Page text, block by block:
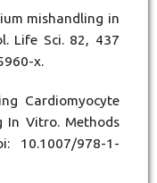
mishandling in
Life Sci. 82, 437
x.
Cardiomyocyte
In Vitro. Methods
10.1007/978-1-